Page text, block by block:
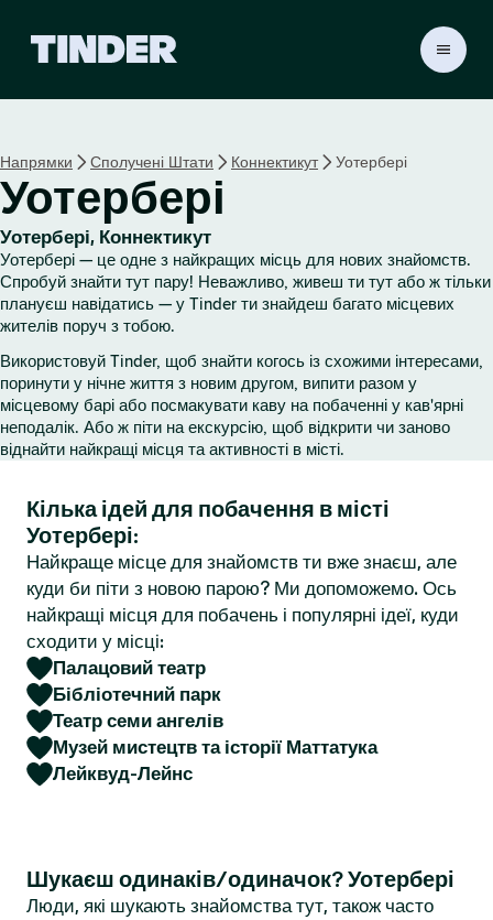
н
а
с
т
о
р
і
а
T
i
n
r
Напрямки Сполучені Штати Коннектикут Уотербері
Уотербері
Уотербері, Коннектикут
Уотербері — це одне з найкращих місць для нових знайомств.
Спробуй знайти тут пару! Неважливо, живеш ти тут або ж тільки
плануєш навідатись — у Tinder ти знайдеш багато місцевих
жителів поруч з тобою.
Використовуй Tinder, щоб знайти когось із схожими інтересами,
поринути у нічне життя з новим другом, випити разом у
місцевому барі або посмакувати каву на побаченні у кав'ярні
неподалік. Або ж піти на екскурсію, щоб відкрити чи заново
віднайти найкращі місця та активності в місті.
Кілька ідей для побачення в місті
Уотербері:
Найкраще місце для знайомств ти вже знаєш, але
куди би піти з новою парою? Ми допоможемо. Ось
найкращі місця для побачень і популярні ідеї, куди
сходити у місці:
Палацовий театр
Бібліотечний парк
Театр семи ангелів
Музей мистецтв та історії Маттатука
Лейквуд-Лейнс
Шукаєш одинаків/одиначок? Уотербері
Люди, які шукають знайомства тут, також часто